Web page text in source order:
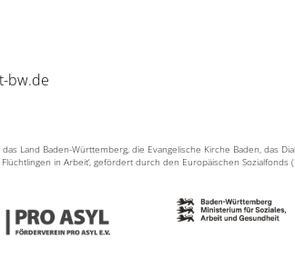
bw.de
Land Baden-Württemberg, die Evangelische Kirche Baden, das
in Arbeit‘, gefördert durch den Europäischen Sozialfonds